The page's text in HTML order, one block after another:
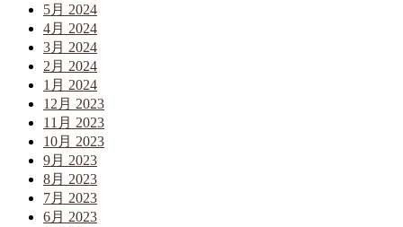
5月 2024
4月 2024
3月 2024
2月 2024
1月 2024
12月 2023
11月 2023
10月 2023
9月 2023
8月 2023
7月 2023
6月 2023